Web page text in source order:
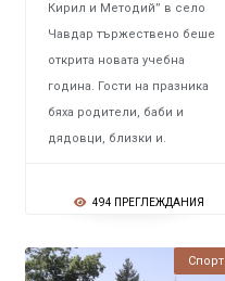
Кирил и Методий” в село
Чавдар тържествено беше
открита новата учебна
година. Гости на празника
бяха родители, баби и
дядовци, близки и.
494 ПРЕГЛЕЖДАНИЯ
Спорт